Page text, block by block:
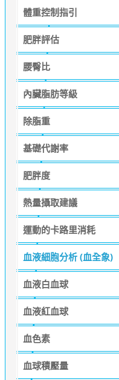
體重控制指引
肥胖評估
腰臀比
內臟脂肪等級
除脂重
基礎代謝率
肥胖度
熱量攝取建議
運動的卡路里消耗
血液細胞分析 (血全象)
血液白血球
血液紅血球
血色素
血球積壓量